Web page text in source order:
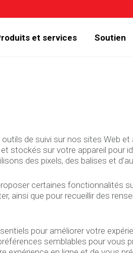
et services Soutien
de suivi sur nos sites Web
stockés sur votre appareil pour
des pixels, des balises et
certaines fonctionnalités
ainsi que pour recueillir des
pour améliorer votre
semblables pour